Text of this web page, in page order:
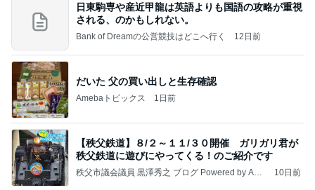
日東駒専や産近甲龍は英語よりも国語の攻略が重視
される、のかもしれない。
Bank of Dreamの公営競技はどこへ行く 12日前
だいた 父の買い出しと生存確認
Amebaトピックス 1日前
【秩父鉄道】８/２～１１/３０開催 ガリガリ君が
秩父鉄道に遊びにやってくる！のご紹介です
秩父市議会議員 黒澤秀之 ブログ Powered by Ame
10日前